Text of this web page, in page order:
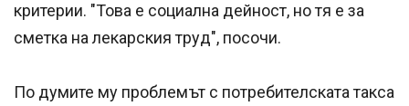
критерии. "Това е социална дейност, но тя е за
сметка на лекарския труд", посочи.
По думите му проблемът с потребителската такса